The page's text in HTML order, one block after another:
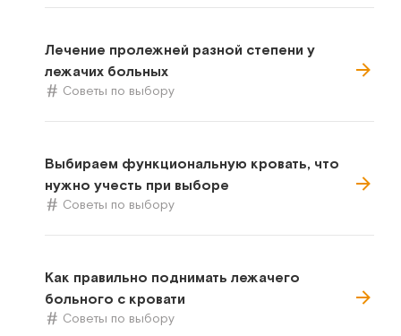
Лечение пролежней разной степени у
лежачих больных
Советы по выбору
Выбираем функциональную кровать, что
нужно учесть при выборе
Советы по выбору
Как правильно поднимать лежачего
больного с кровати
Советы по выбору